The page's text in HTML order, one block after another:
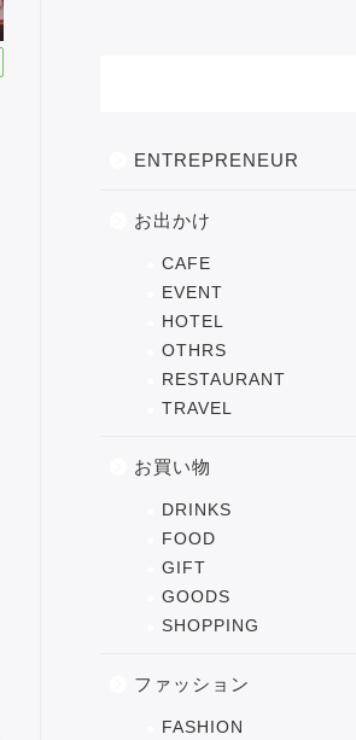
ENTREPRENEUR
お出かけ
CAFE
EVENT
HOTEL
OTHRS
RESTAURANT
TRAVEL
お買い物
DRINKS
FOOD
GIFT
GOODS
SHOPPING
ファッション
FASHION